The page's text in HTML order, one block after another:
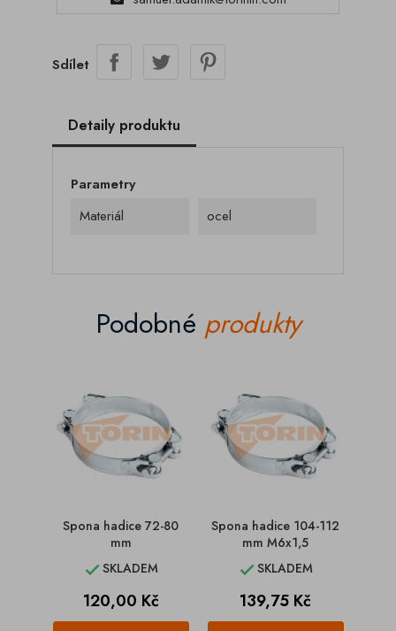
Sdílet
Detaily produktu
Parametry
Materiál
ocel
Podobné produkty
Spona hadice 72-80
mm
SKLADEM
Cena
120,00 Kč
Spona hadice 104-112
mm M6x1,5
SKLADEM
Cena
139,75 Kč